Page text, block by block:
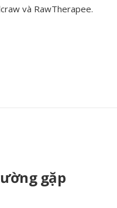
và RawTherapee.
gặp